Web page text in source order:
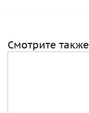
Смотрите также